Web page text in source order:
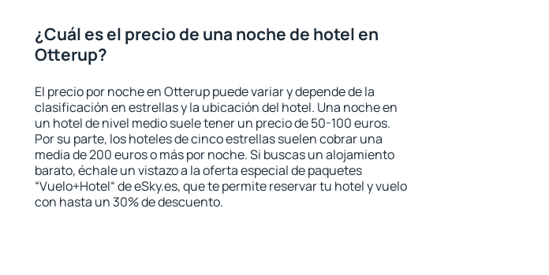
¿Cuál es el precio de una noche de hotel en
Otterup?
El precio por noche en Otterup puede variar y depende de la
clasificación en estrellas y la ubicación del hotel. Una noche en
un hotel de nivel medio suele tener un precio de 50-100 euros.
Por su parte, los hoteles de cinco estrellas suelen cobrar una
media de 200 euros o más por noche. Si buscas un alojamiento
barato, échale un vistazo a la oferta especial de paquetes
“Vuelo+Hotel“ de eSky.es, que te permite reservar tu hotel y vuelo
con hasta un 30% de descuento.